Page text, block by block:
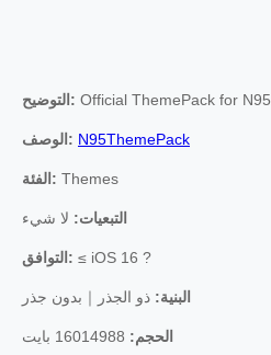
التوضيح: Official ThemePack for N95
الوصف: N95ThemePack
الفئة: Themes
التبعيات: لا شيء
التوافق: ≤ iOS 16 ?
البنية: ذو الجذر｜بدون جذر
الحجم: